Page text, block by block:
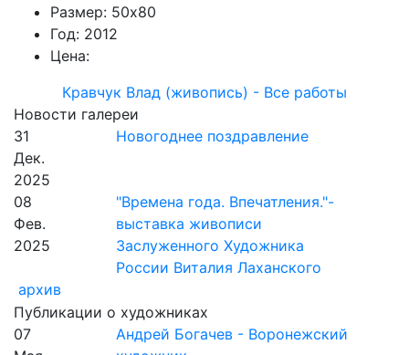
Размер: 50х80
Год: 2012
Цена:
Кравчук Влад (живопись) - Все работы
Новости галереи
31
Дек.
2025
Новогоднее поздравление
08
Фев.
2025
"Времена года. Впечатления."-
выставка живописи
Заслуженного Художника
России Виталия Лаханского
архив
Публикации о художниках
07
Андрей Богачев - Воронежский